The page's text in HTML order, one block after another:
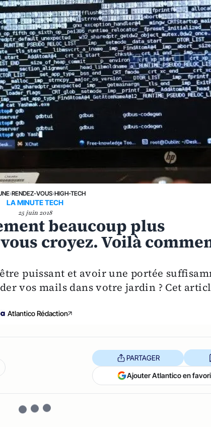
›RENDEZ-VOUS›HIGH-TECH
LA MINUTE TECH
25 juin 2018
beaucoup plus
croyez. Voilà
puissant et avoir une portée
vos mails dans votre jardin ? Cet
Atlantico Rédaction
PARTAGER
Ajouter Atlantico en